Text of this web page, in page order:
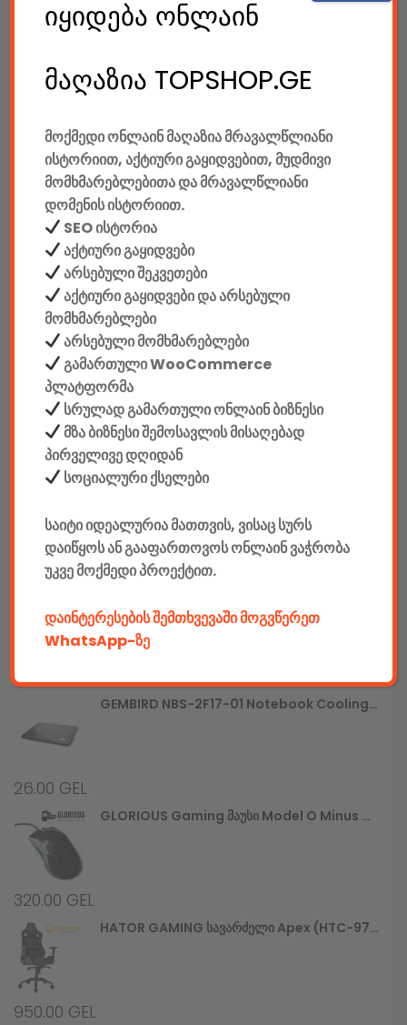
185.00GEL
Gaming Სავარძელი Defender Corsair CL-361, Red/black,PU,50mm
Gaming Სავარძელი Defender Devastator CT-365, Red/black,PU,50mm
780.00GEL
Gaming Სავარძელი Defender Dominator CM-362, Blue/black,PU,50mm
650.00GEL
Gaming Სავარძელი Defender Dominator CM-362, Red/black,PU,50mm
780.00GEL
Gaming Სავარძელი Defender Interceptor CM-363, Blue/black,PU,60mm
790.00GEL
25.00GEL
GEMBIRD NBS-2F17-01 Notebook Cooling Stand
26.00 GEL
GLORIOUS Gaming Მაუსი Model O Minus Glossy, Black (GOM-GBlack)
320.00 GEL
HATOR GAMING Სავარძელი Apex (HTC-970) Alcantara Black
950.00 GEL
იყიდება ონლაინ
მაღაზია TOPSHOP.GE
მოქმედი ონლაინ მაღაზია მრავალწლიანი
ისტორიით, აქტიური გაყიდვებით, მუდმივი
მომხმარებლებითა და მრავალწლიანი
დომენის ისტორიით.
SEO ისტორია
აქტიური გაყიდვები
არსებული შეკვეთები
აქტიური გაყიდვები და არსებული
მომხმარებლები
არსებული მომხმარებლები
გამართული WooCommerce
პლატფორმა
სრულად გამართული ონლაინ ბიზნესი
მზა ბიზნესი შემოსავლის მისაღებად
პირველივე დღიდან
სოციალური ქსელები
საიტი იდეალურია მათთვის, ვისაც სურს
დაიწყოს ან გააფართოვოს ონლაინ ვაჭრობა
უკვე მოქმედი პროექტით.
დაინტერესების შემთხვევაში მოგვწერეთ
WhatsApp-ზე